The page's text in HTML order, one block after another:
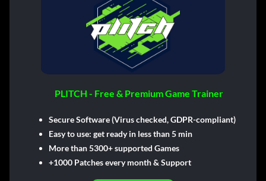
PLITCH - Free & Premium Game Trainer
Secure Software (Virus checked, GDPR-compliant)
Easy to use: get ready in less than 5 min
More than 5300+ supported Games
+1000 Patches every month & Support